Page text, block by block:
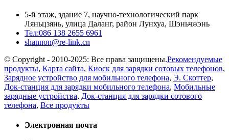
5-й этаж, здание 7, научно-технологический парк
Ляньцзянь, улица Даланг, район Лунхуа, Шэньчжэнь
Тел:086 138 2655 6961
shannon@re-link.cn
© Copyright - 2010-2025: Все права защищены.Рекомендуемые
продукты, Карта сайта, Киоск для зарядки сотовых телефонов,
Зарядное устройство для мобильного телефона, Э. Скоттер,
Док-станция для зарядки мобильного телефона, Мобильные
зарядные устройства, Док-станция для зарядки сотового
телефона, Все продукты
Электронная почта